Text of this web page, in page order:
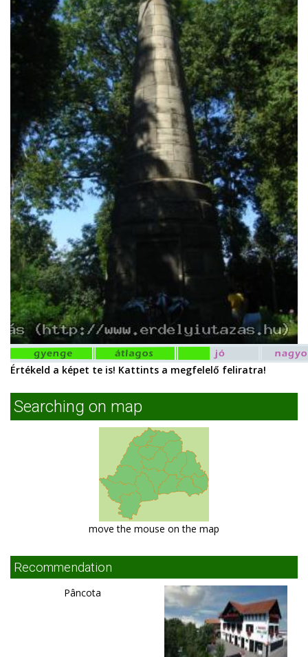
Értékeld a képet te is! Kattints a megfelelő feliratra!
Searching on map
move the mouse on the map
Recommendation
Pâncota